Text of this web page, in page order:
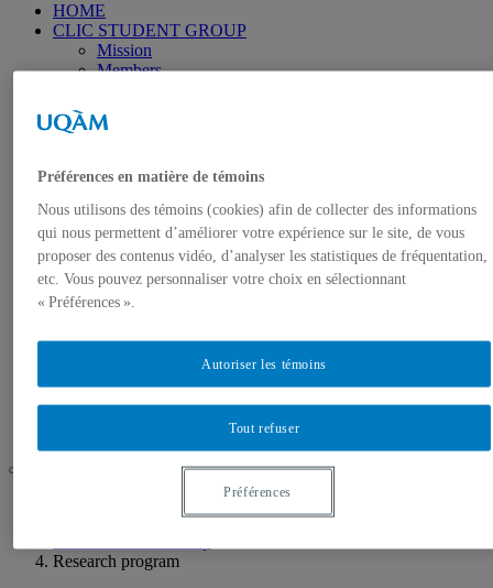
HOME
CLIC STUDENT GROUP
Mission
Members
RESEARCH GROUP
Mission
Research program
Collaborative Online International Learning
Collaborative Online International Learning
2022-23
EVENTS
Research Group Events
Students Group Events
LIBRARY
Related research
Selected Resources
Culture, Language, Identity and Community
Research program
Préférences en matière de témoins
Nous utilisons des témoins (cookies) afin de collecter des informations
qui nous permettent d’améliorer votre expérience sur le site, de vous
proposer des contenus vidéo, d’analyser les statistiques de fréquentation,
etc. Vous pouvez personnaliser votre choix en sélectionnant
« Préférences ».
Tout refuser
Autoriser les témoins
Préférences